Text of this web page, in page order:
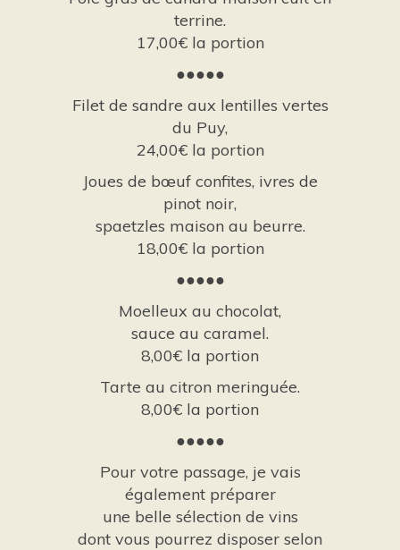
terrine.
17,00€ la portion
●●●●●
Filet de sandre aux lentilles vertes
du Puy,
24,00€ la portion
Joues de bœuf confites, ivres de
pinot noir,
spaetzles maison au beurre.
18,00€ la portion
●●●●●
Moelleux au chocolat,
sauce au caramel.
8,00€ la portion
Tarte au citron meringuée.
8,00€ la portion
●●●●●
Pour votre passage, je vais
également préparer
une belle sélection de vins
dont vous pourrez disposer selon